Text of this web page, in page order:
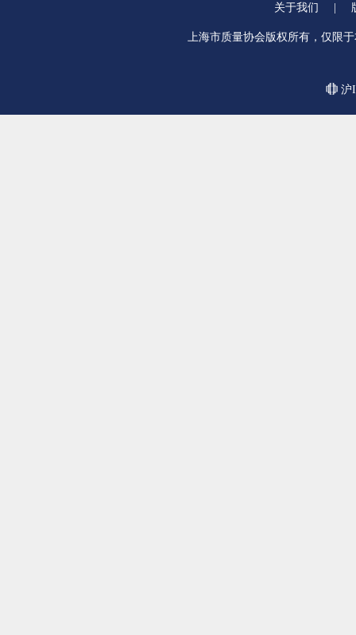
关于我们
上海市质量协会版权所有，仅限
沪